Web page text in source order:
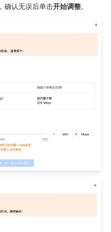
，确认无误后单击开始调整。